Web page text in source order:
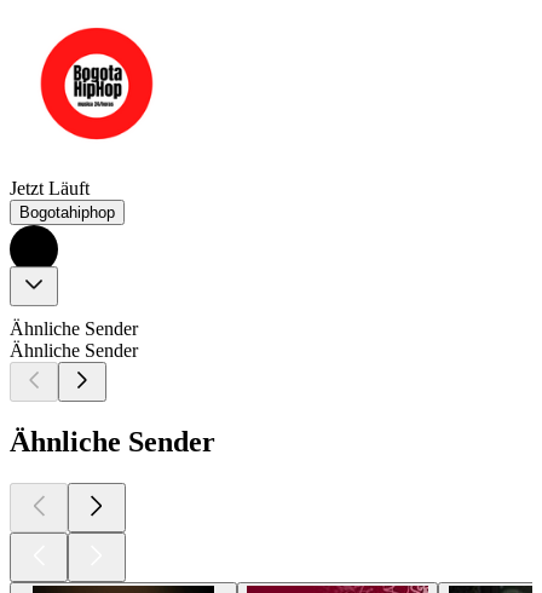
Jetzt Läuft
Bogotahiphop
Ähnliche Sender
Ähnliche Sender
Ähnliche Sender